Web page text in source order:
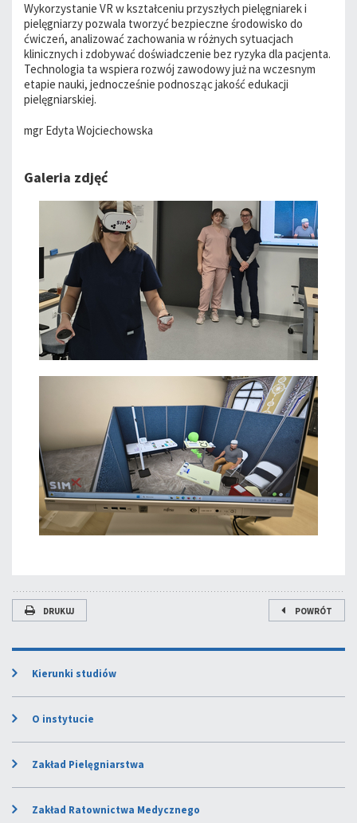
Wykorzystanie VR w kształceniu przyszłych pielęgniarek i
pielęgniarzy pozwala tworzyć bezpieczne środowisko do
ćwiczeń, analizować zachowania w różnych sytuacjach
klinicznych i zdobywać doświadczenie bez ryzyka dla pacjenta.
Technologia ta wspiera rozwój zawodowy już na wczesnym
etapie nauki, jednocześnie podnosząc jakość edukacji
pielęgniarskiej.
mgr Edyta Wojciechowska
Galeria zdjęć
DRUKUJ POWRÓT
Kierunki studiów
O instytucie
Zakład Pielęgniarstwa
Zakład Ratownictwa Medycznego